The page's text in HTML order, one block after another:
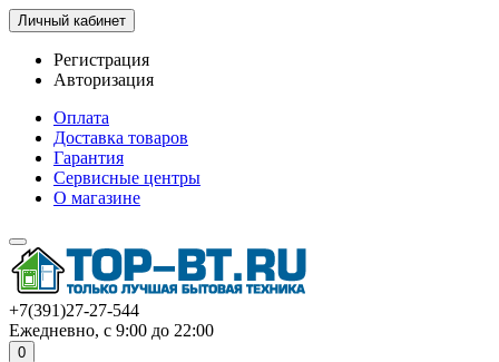
Личный кабинет
Регистрация
Авторизация
Оплата
Доставка товаров
Гарантия
Сервисные центры
О магазине
+7(391)27-27-544
Ежедневно, с 9:00 до 22:00
0